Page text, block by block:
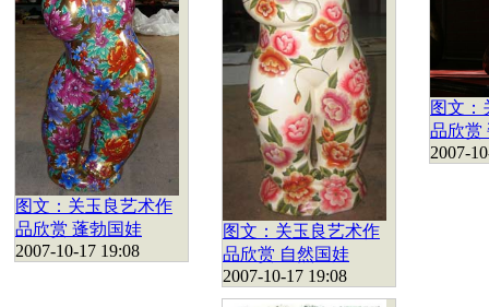
图文：关玉良艺术作
品欣赏 蓬勃国娃
2007-10-17 19:08
图文：关玉良艺术作
品欣赏 自然国娃
2007-10-17 19:08
图文：
品欣赏
2007-